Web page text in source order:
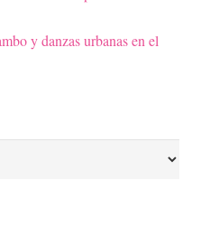
y danzas urbanas en el